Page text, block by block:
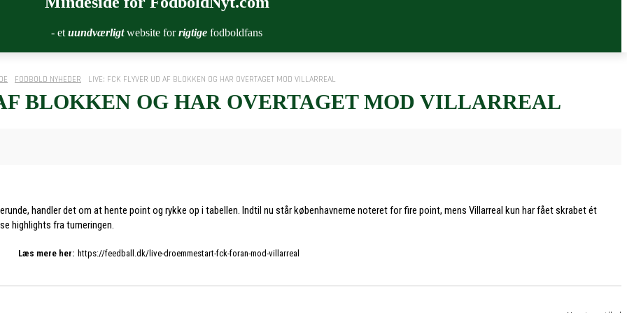
- et uundværligtwebsite forrigtige fodboldfans
FODBOLD NYHEDER LIVE: FCK FLYVER UD AF BLOKKEN OG HAR OVERTAGET MOD VILLARREAL
BLOKKEN OG HAR OVERTAGET MOD VILLARREAL
handler det om at hente point og rykke op i tabellen. Indtil nu står københavnerne noteret for fire point, mens Villarreal kun har fået skrabet ét
highlights fra turneringen.
Læs mere her: https://feedball.dk/live-droemmestart-fck-foran-mod-villarreal